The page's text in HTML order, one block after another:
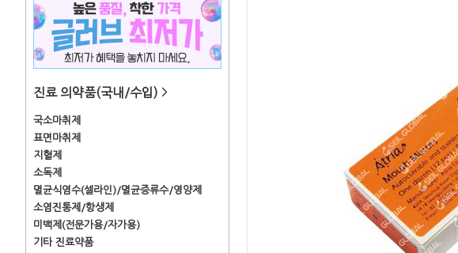
진료 의약품(국내/수입) >
국소마취제
표면마취제
지혈제
소독제
멸균식염수(셀라인)/멸균증류수/영양제
소염진통제/항생제
미백제(전문가용/자가용)
기타 진료약품